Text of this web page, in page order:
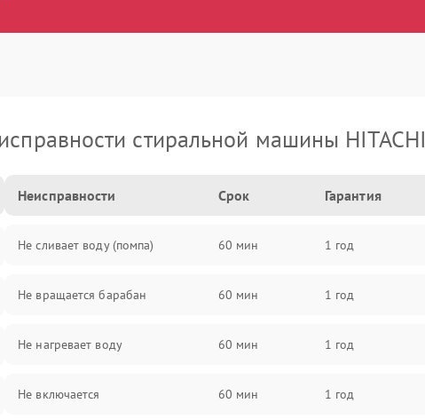
стиральной машины HITACHI
Неисправности Срок Гарантия
Не сливает воду (помпа) 60 мин 1 год
Не вращается барабан 60 мин 1 год
Не нагревает воду 60 мин 1 год
Не включается 60 мин 1 год